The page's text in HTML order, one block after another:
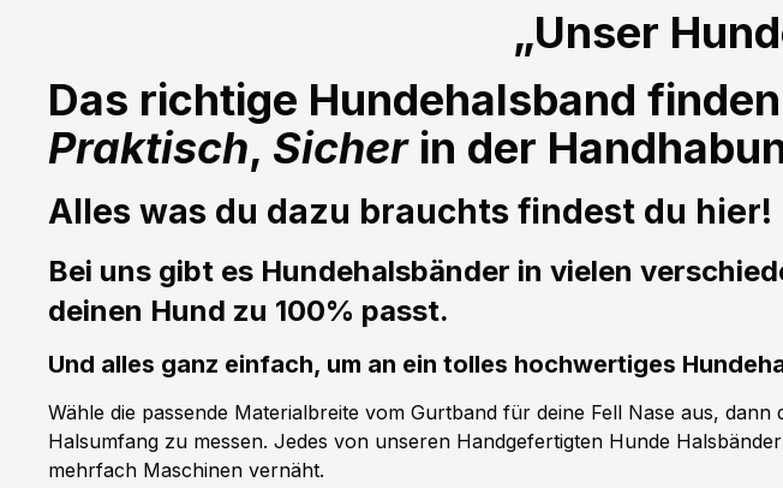
„Unser
Das richtige Hundehalsband
Praktisch, Sicherin der
Alles was du dazu brauchts findest du hier!
Bei uns gibt es Hundehalsbänder in vielen
deinen Hund zu 100% passt.
Und alles ganz einfach, um an ein tolles hochwertiges
Wähle die passende Materialbreite vom Gurtband für deine Fell Nase aus,
Halsumfang zu messen. Jedes von unseren Handgefertigten Hunde
mehrfach Maschinen vernäht.